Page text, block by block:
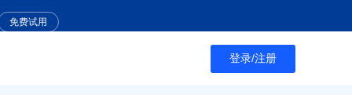
免费试用
登录/注册